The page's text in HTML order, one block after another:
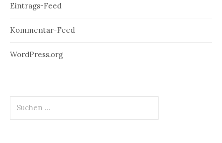
Eintrags-Feed
Kommentar-Feed
WordPress.org
nach: